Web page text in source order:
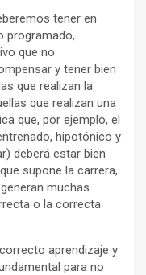
tener en
programado,
que no
y tener bien
que realizan la
que realizan una
que, por ejemplo, el
hipotónico y
deberá estar bien
supone la carrera,
muchas
o la correcta
aprendizaje y
para no